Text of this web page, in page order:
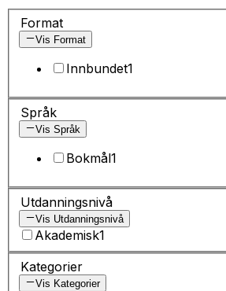
Format
Vis Format
Innbundet1
Språk
Vis Språk
Bokmål1
Utdanningsnivå
Vis Utdanningsnivå
Akademisk1
Kategorier
Vis Kategorier